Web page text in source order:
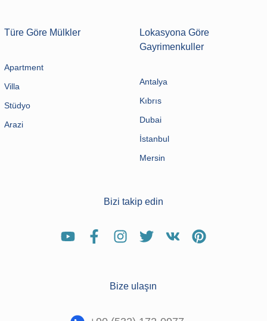
Türe Göre Mülkler
Apartment
Villa
Stüdyo
Arazi
Lokasyona Göre
Gayrimenkuller
Antalya
Kıbrıs
Dubai
İstanbul
Mersin
Bizi takip edin
Bize ulaşın